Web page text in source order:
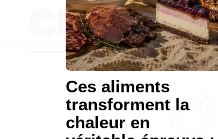
Ces aliments
transforment la
chaleur en